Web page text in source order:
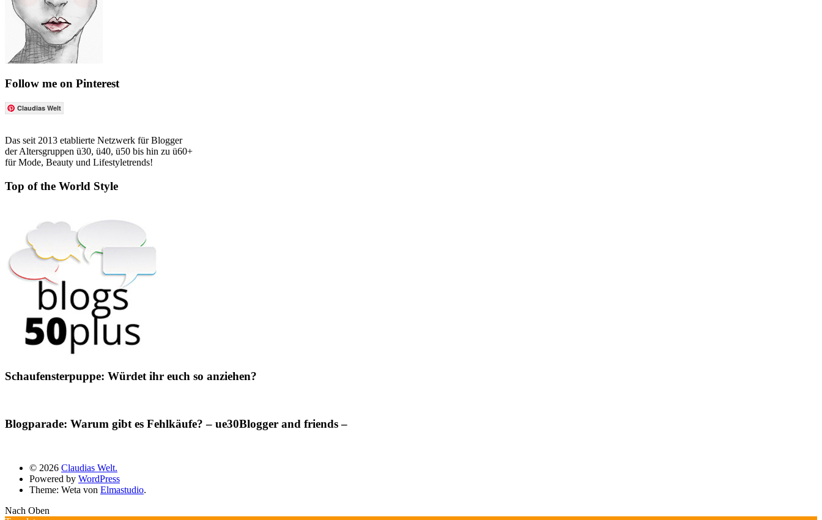
Follow me on Pinterest
Claudias Welt
Das seit 2013 etablierte Netzwerk für Blogger
der Altersgruppen ü30, ü40, ü50 bis hin zu ü60+
für Mode, Beauty und Lifestyletrends!
Top of the World Style
Schaufensterpuppe: Würdet ihr euch so anziehen?
Blogparade: Warum gibt es Fehlkäufe? – ue30Blogger and friends –
© 2026 Claudias Welt.
Powered by WordPress
Theme: Weta von Elmastudio.
Nach Oben